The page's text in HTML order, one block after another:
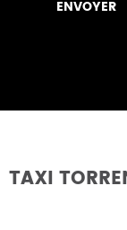
TAXI